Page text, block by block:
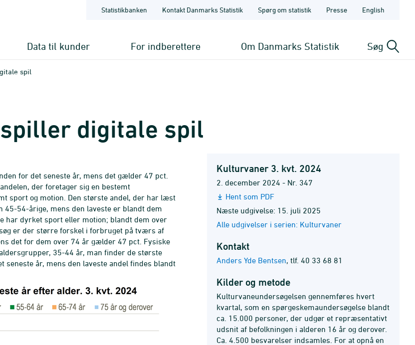
Statistikbanken Kontakt Danmarks Statistik Spørg om statistik Presse English
Data til kunder For indberettere Om Danmarks Statistik Søg
spil
digitale spil
for det seneste år, mens det gælder 47 pct.
der foretager sig en bestemt
sport og motion. Den største andel, der har læst
54-årige, mens den laveste er blandt dem
har dyrket sport eller motion; blandt dem over
er der større forskel i forbruget på tværs af
det for dem over 74 år gælder 47 pct. Fysiske
35-44 år, man finder de største
år, mens den laveste andel findes blandt
Kulturvaner 3. kvt. 2024
2. december 2024 - Nr. 347
Hent som PDF
Næste udgivelse: 15. juli 2025
Alle udgivelser i serien: Kulturvaner
Kontakt
Anders Yde Bentsen, tlf. 40 33 68 81
Kilder og metode
Kulturvaneundersøgelsen gennemføres hvert
kvartal, som en spørgeskemaundersøgelse blandt
ca. 15.000 personer, der udgør et repræsentativt
udsnit af befolkningen i alderen 16 år og derover.
Ca. 4.500 besvarelser indsamles. For at opnå en